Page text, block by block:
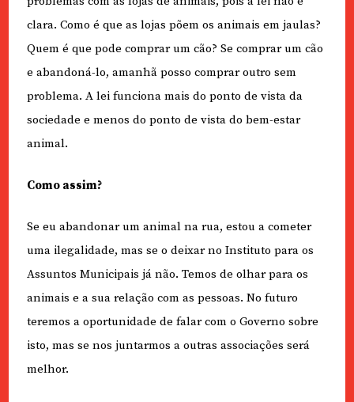
clara. Como é que as lojas põem os animais em jaulas?
Quem é que pode comprar um cão? Se comprar um cão
e abandoná-lo, amanhã posso comprar outro sem
problema. A lei funciona mais do ponto de vista da
sociedade e menos do ponto de vista do bem-estar
animal.
Como assim?
Se eu abandonar um animal na rua, estou a cometer
uma ilegalidade, mas se o deixar no Instituto para os
Assuntos Municipais já não. Temos de olhar para os
animais e a sua relação com as pessoas. No futuro
teremos a oportunidade de falar com o Governo sobre
isto, mas se nos juntarmos a outras associações será
melhor.